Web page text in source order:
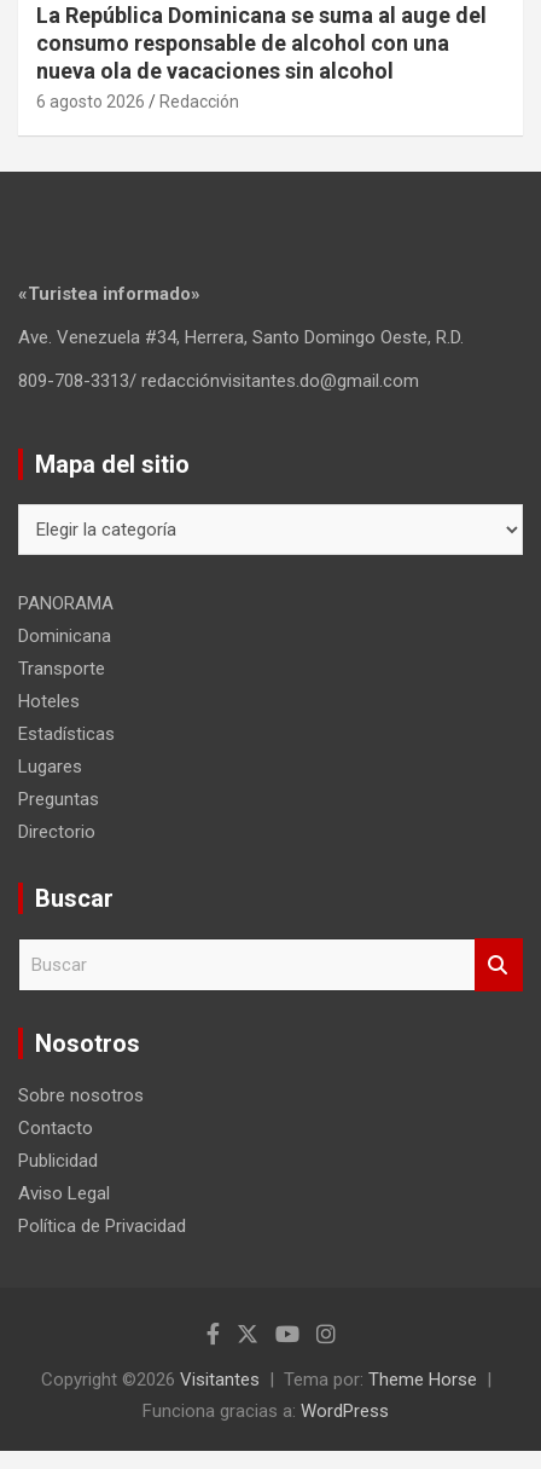
La República Dominicana se suma al auge del
consumo responsable de alcohol con una
nueva ola de vacaciones sin alcohol
6 agosto 2026 Redacción
«Turistea informado»
Ave. Venezuela #34, Herrera, Santo Domingo Oeste, R.D.
809-708-3313/ redacciónvisitantes.do@gmail.com
Mapa del sitio
del
PANORAMA
Dominicana
Transporte
Hoteles
Estadísticas
Lugares
Preguntas
Directorio
Buscar
c
Nosotros
Sobre nosotros
Contacto
Publicidad
Aviso Legal
Política de Privacidad
Copyright ©2026 Visitantes Tema por: Theme Horse
Funciona gracias a: WordPress